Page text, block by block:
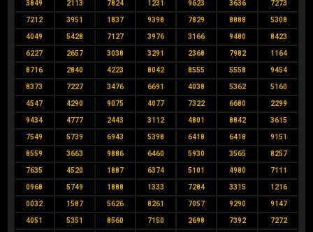
3849 2113 7824 1231 9623 3636 7273
7212 3951 1837 9398 7829 8888 5308
4049 5428 7127 3976 3166 9480 8423
6227 2657 3038 3291 2368 7982 1164
8716 2840 4223 8042 8555 5558 9454
8373 7227 3476 6691 4038 5362 5160
4547 4290 9075 4077 7322 6680 2299
9434 4777 2443 3112 4801 8842 3615
7549 5739 6943 5398 6418 6418 9151
8559 3663 9886 6460 5930 3565 8257
7635 4520 1887 6374 5101 4980 7111
0968 5749 1888 1333 7284 3315 1216
0032 1587 5626 8261 7057 9290 9147
4051 5351 8560 7150 2698 7392 7272